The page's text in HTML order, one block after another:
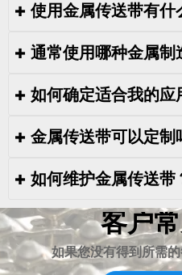
 使用金属传送带有什
金属传送带具有多种优点
护，是食品加工、汽车和
 通常使用哪种金属制
不锈钢具有出色的耐腐蚀
 如何确定适合我的应
适合您应用的金属输送带
及输送系统的速度和角度。
 金属传送带可以定制
是的，金属传送带可以定
加固等附加功能。
 如何维护金属传送带
要维护金属传送带，必须
检查和维护还有助于防止
行。润滑也是保持输送带
客户
如果您没有得到所需